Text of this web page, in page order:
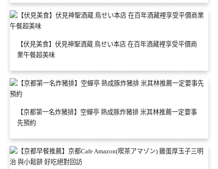
【伏見美食】伏見神聖酒蔵 鳥せい本店 在百年酒藏裡享受平價商
業午餐超美味
【京都第一名炸豬排】空蟬亭 熟成豚炸豬排 米其林推薦一定要事
先預約